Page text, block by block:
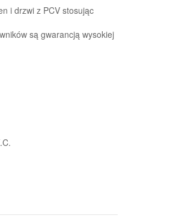
i drzwi z PCV stosując
są gwarancją wysokiej